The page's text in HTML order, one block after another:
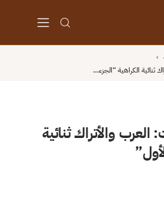
›
ثنائية الكراهية “الجزء…
العرب والأتراك ثنائية